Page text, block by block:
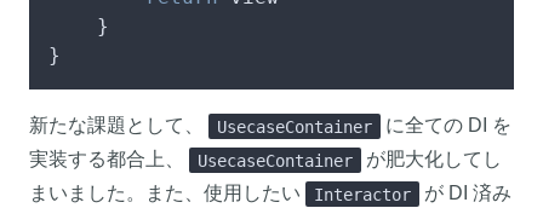
    }
}
新たな課題として、 UsecaseContainer
に全ての DI を
実装する都合上、
UsecaseContainer
が肥大化してし
まいました。また、使用したい
Interactor
が DI 済み